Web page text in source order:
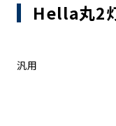
Hella丸2
汎用